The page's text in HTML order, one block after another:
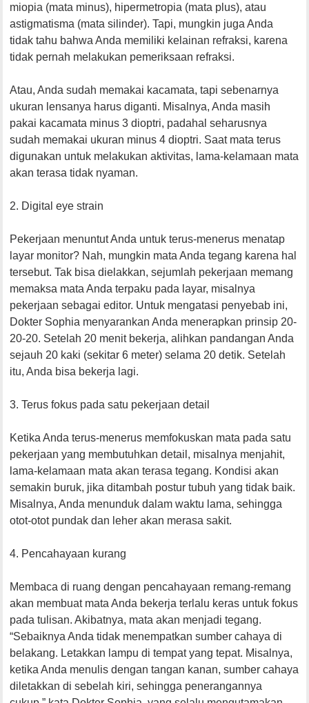
miopia (mata minus), hipermetropia (mata plus), atau
astigmatisma (mata silinder). Tapi, mungkin juga Anda
tidak tahu bahwa Anda memiliki kelainan refraksi, karena
tidak pernah melakukan pemeriksaan refraksi.
Atau, Anda sudah memakai kacamata, tapi sebenarnya
ukuran lensanya harus diganti. Misalnya, Anda masih
pakai kacamata minus 3 dioptri, padahal seharusnya
sudah memakai ukuran minus 4 dioptri. Saat mata terus
digunakan untuk melakukan aktivitas, lama-kelamaan mata
akan terasa tidak nyaman.
2. Digital eye strain
Pekerjaan menuntut Anda untuk terus-menerus menatap
layar monitor? Nah, mungkin mata Anda tegang karena hal
tersebut. Tak bisa dielakkan, sejumlah pekerjaan memang
memaksa mata Anda terpaku pada layar, misalnya
pekerjaan sebagai editor. Untuk mengatasi penyebab ini,
Dokter Sophia menyarankan Anda menerapkan prinsip 20-
20-20. Setelah 20 menit bekerja, alihkan pandangan Anda
sejauh 20 kaki (sekitar 6 meter) selama 20 detik. Setelah
itu, Anda bisa bekerja lagi.
3. Terus fokus pada satu pekerjaan detail
Ketika Anda terus-menerus memfokuskan mata pada satu
pekerjaan yang membutuhkan detail, misalnya menjahit,
lama-kelamaan mata akan terasa tegang. Kondisi akan
semakin buruk, jika ditambah postur tubuh yang tidak baik.
Misalnya, Anda menunduk dalam waktu lama, sehingga
otot-otot pundak dan leher akan merasa sakit.
4. Pencahayaan kurang
Membaca di ruang dengan pencahayaan remang-remang
akan membuat mata Anda bekerja terlalu keras untuk fokus
pada tulisan. Akibatnya, mata akan menjadi tegang.
“Sebaiknya Anda tidak menempatkan sumber cahaya di
belakang. Letakkan lampu di tempat yang tepat. Misalnya,
ketika Anda menulis dengan tangan kanan, sumber cahaya
diletakkan di sebelah kiri, sehingga penerangannya